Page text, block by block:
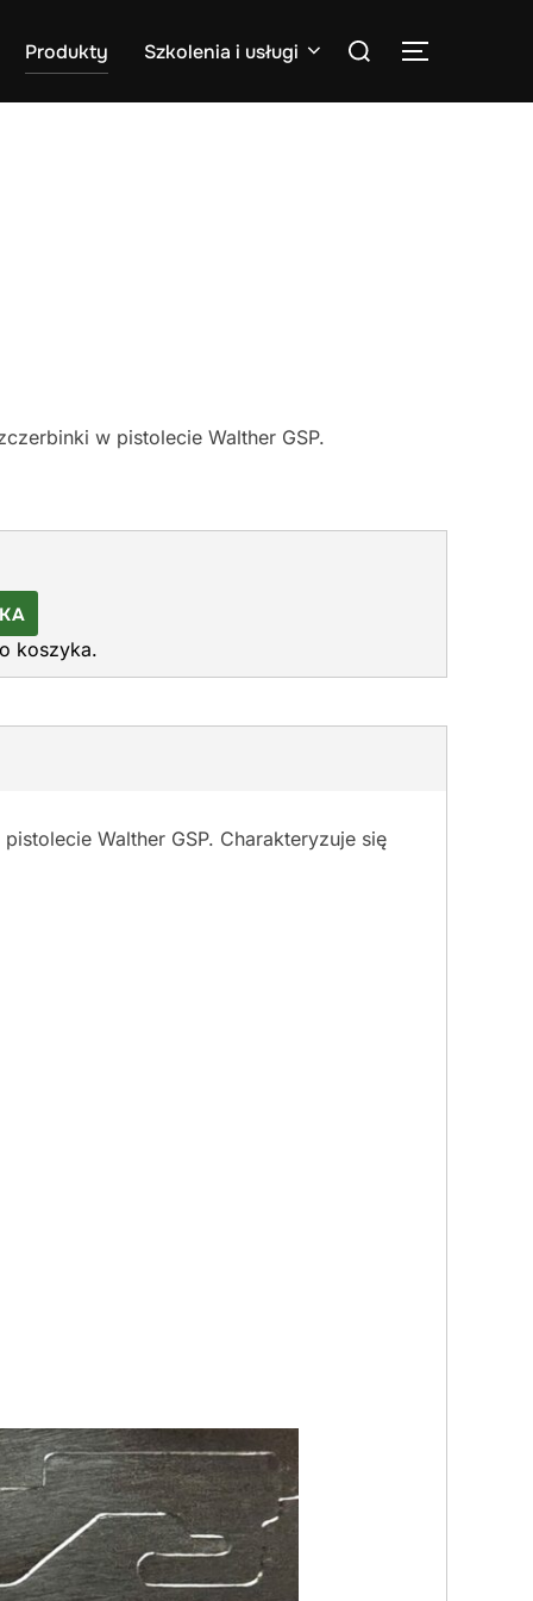
Produkty Szkolenia i usługi
Search
TOGGLE
w pistolecie Walther GSP.
koszyka.
Walther GSP. Charakteryzuje się